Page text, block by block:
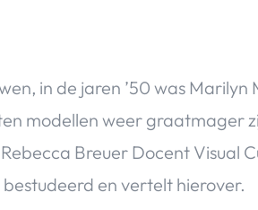
in de jaren ’50 was Marilyn
modellen weer graatmager
Breuer Docent Visual
en vertelt hierover.